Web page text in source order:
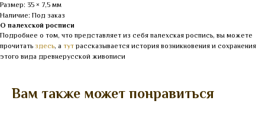
Размер: 35 × 7,5 мм
Наличие: Под заказ
О палехской росписи
Подробнее о том, что представляет из себя палехская роспись, вы можете
прочитать здесь, а тут рассказывается история возникновения и сохранения
этого вида древнерусской живописи
Вам также может понравиться